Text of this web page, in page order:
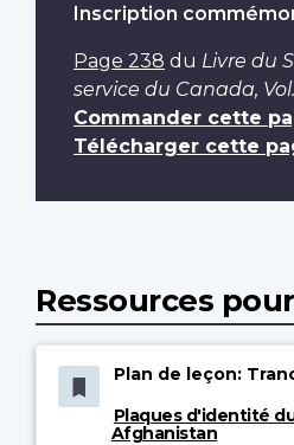
Inscription
Page 238 du Livre du
service du Canada, Vol.
Commander cette
Télécharger cette
Ressources
Plan de leçon:
Plaques d'identité
Afghanistan